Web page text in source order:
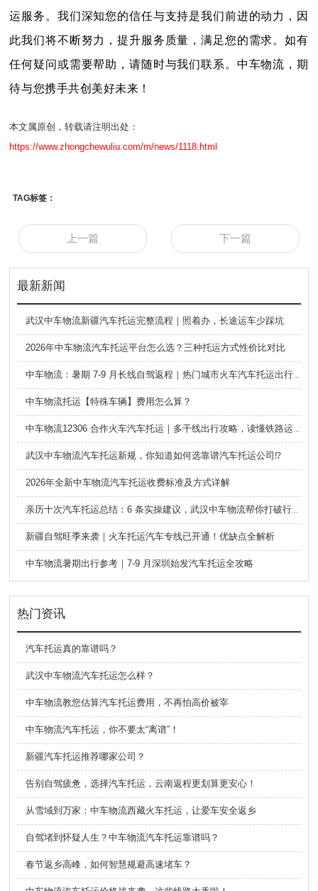
运服务。 我们深知您的信任与支持是我们前进的动力，因
此我们将不断努力，提升服务质量，满足您的需求。如有
任何疑问或需要帮助，请随时与我们联系。 中车物流，期
待与您携手共创美好未来！
本文属原创，转载请注明出处：
https://www.zhongchewuliu.com/m/news/1118.html
TAG标签：
上一篇 下一篇
最新新闻
武汉中车物流新疆汽车托运完整流程｜照着办，长途运车少踩坑
2026年中车物流汽车托运平台怎么选？三种托运方式性价比对比
中车物流：暑期 7-9 月长线自驾返程｜热门城市火车汽车托运出行全攻略
中车物流托运【特殊车辆】费用怎么算？
中车物流12306 合作火车汽车托运｜多干线出行攻略，读懂铁路运车的优势与避坑要点
武汉中车物流汽车托运新规，你知道如何选靠谱汽车托运公司⁉️
2026年全新中车物流汽车托运收费标准及方式详解
亲历十次汽车托运总结：6 条实操建议，武汉中车物流帮你打破行业信息差
新疆自驾旺季来袭｜火车托运汽车专线已开通！优缺点全解析
中车物流暑期出行参考｜7-9 月深圳始发汽车托运全攻略
热门资讯
汽车托运真的靠谱吗？
武汉中车物流汽车托运怎么样？
中车物流教您估算汽车托运费用，不再怕高价被宰
中车物流汽车托运，你不要太“离谱”！
新疆汽车托运推荐哪家公司？
告别自驾疲惫，选择汽车托运，云南返程更划算更安心！
从雪域到万家：中车物流西藏火车托运，让爱车安全返乡
自驾堵到怀疑人生？中车物流汽车托运靠谱吗？
春节返乡高峰，如何智慧规避高速堵车？